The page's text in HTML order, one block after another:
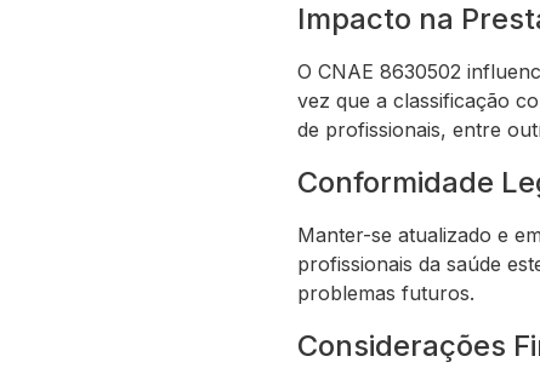
Impacto na
O CNAE 8630502
vez que a classificação
de profissionais, entre
Conformidade
Manter-se atualizado e
profissionais da saúde
problemas futuros.
Considerações